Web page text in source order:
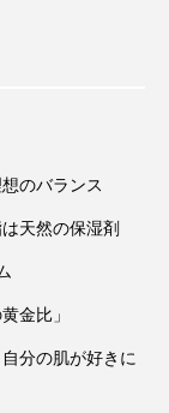
のバランス
天然の保湿剤
金比」
分の肌が好きに